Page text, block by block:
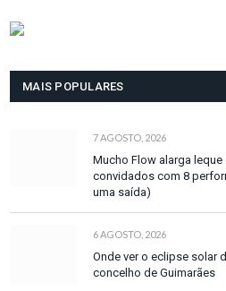
MAIS POPULARES
7 AGOSTO, 2026
Mucho Flow alarga leque
convidados com 8
uma saída)
6 AGOSTO, 2026
Onde ver o eclipse solar
concelho de Guimarães